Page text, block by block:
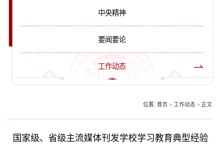
中央精神
要闻要论
工作动态
位置: 首页 > 工作动态 > 正文
国家级、省级主流媒体刊发学校学习教育典型经验